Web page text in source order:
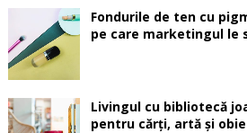
Fondurile de ten cu
pe care marketingul le
Livingul cu bibliotecă
pentru cărți, artă și